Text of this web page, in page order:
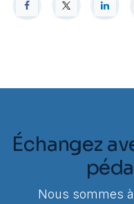
Échangez
Nous sommes